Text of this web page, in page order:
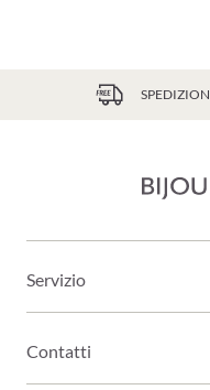
Servizio
Contatti